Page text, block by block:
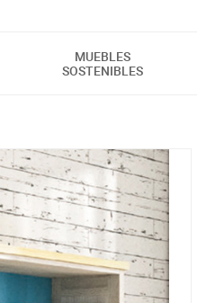
MUEBLES
SOSTENIBLES